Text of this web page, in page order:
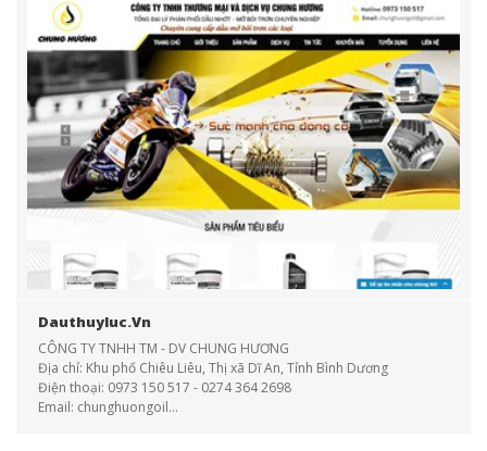
Dauthuyluc.vn
CÔNG TY TNHH TM - DV CHUNG HƯƠNG
Địa chỉ: Khu phố Chiêu Liêu, Thị xã Dĩ An, Tỉnh Bình Dương
Điện thoại: 0973 150 517 - 0274 364 2698
Email: chunghuongoil...